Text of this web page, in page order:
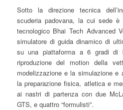
Sotto la direzione tecnica
scuderia padovana, la cui sede
tecnologico Bhai Tech Advanced
simulatore di guida dinamico di
su una piattaforma a 6 gradi di
riproduzione del motion della
modelizzazione e la simulazione e
la preparazione fisica, atletica e
ai nastri di partenza con due
GTS, e quattro “formulisti”.